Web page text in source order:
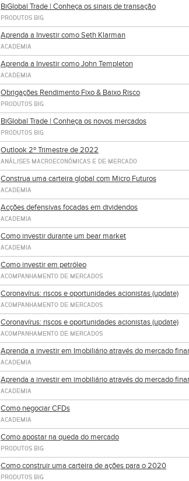
BiGlobal Trade | Conheça os sinais de transação
PRODUTOS BIG
Aprenda a Investir como Seth Klarman
ACADEMIA
Aprenda a Investir como John Templeton
ACADEMIA
Obrigações Rendimento Fixo & Baixo Risco
PRODUTOS BIG
BiGlobal Trade | Conheça os novos mercados
PRODUTOS BIG
Outlook 2º Trimestre de 2022
ANÁLISES MACROECONÓMICAS E DE MERCADO
Construa uma carteira global com Micro Futuros
ACADEMIA
Acções defensivas focadas em dividendos
ACADEMIA
Como investir durante um bear market
ACADEMIA
Como investir em petróleo
ACOMPANHAMENTO DE MERCADOS
Coronavírus: riscos e oportunidades acionistas (update)
ACOMPANHAMENTO DE MERCADOS
Coronavírus: riscos e oportunidades acionistas (update)
ACOMPANHAMENTO DE MERCADOS
Aprenda a investir em Imobiliário através do mercado
ACADEMIA
Aprenda a investir em imobiliário através do mercado
ACADEMIA
Como negociar CFDs
ACADEMIA
Como apostar na queda do mercado
PRODUTOS BIG
Como construir uma carteira de ações para o 2020
PRODUTOS BIG